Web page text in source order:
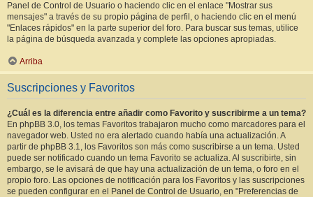
Panel de Control de Usuario o haciendo clic en el enlace "Mostrar sus
mensajes" a través de su propio página de perfil, o haciendo clic en el menú
"Enlaces rápidos" en la parte superior del foro. Para buscar sus temas, utilice
la página de búsqueda avanzada y complete las opciones apropiadas.
Arriba
Suscripciones y Favoritos
¿Cuál es la diferencia entre añadir como Favorito y suscribirme a un tema?
En phpBB 3.0, los temas Favoritos trabajaron mucho como marcadores para el
navegador web. Usted no era alertado cuando había una actualización. A
partir de phpBB 3.1, los Favoritos son más como suscribirse a un tema. Usted
puede ser notificado cuando un tema Favorito se actualiza. Al suscribirte, sin
embargo, se le avisará de que hay una actualización de un tema, o foro en el
propio foro. Las opciones de notificación para los Favoritos y las suscripciones
se pueden configurar en el Panel de Control de Usuario, en "Preferencias de